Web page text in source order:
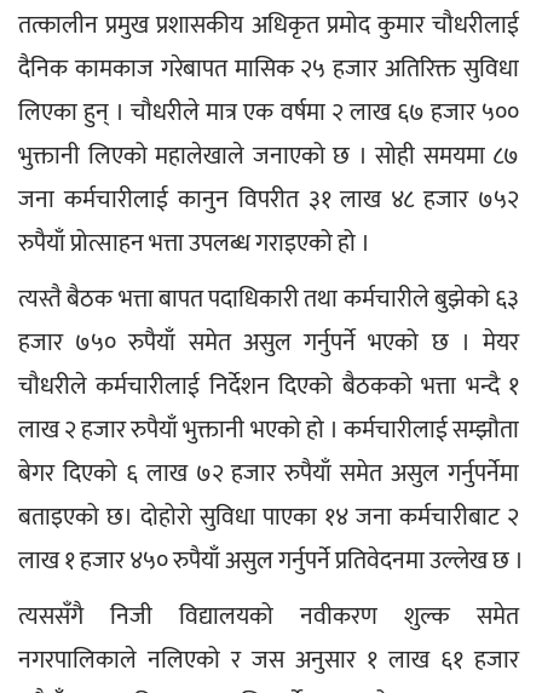
तत्कालीन प्रमुख प्रशासकीय अधिकृत प्रमोद कुमार चौधरीलाई
दैनिक कामकाज गरेबापत मासिक २५ हजार अतिरिक्त सुविधा
लिएका हुन् । चौधरीले मात्र एक वर्षमा २ लाख ६७ हजार ५००
भुक्तानी लिएको महालेखाले जनाएको छ । सोही समयमा ८७
जना कर्मचारीलाई कानुन विपरीत ३१ लाख ४८ हजार ७५२
रुपैयाँ प्रोत्साहन भत्ता उपलब्ध गराइएको हो ।
त्यस्तै बैठक भत्ता बापत पदाधिकारी तथा कर्मचारीले बुझेको ६३
हजार ७५० रुपैयाँ समेत असुल गर्नुपर्ने भएको छ । मेयर
चौधरीले कर्मचारीलाई निर्देशन दिएको बैठकको भत्ता भन्दै १
लाख २ हजार रुपैयाँ भुक्तानी भएको हो । कर्मचारीलाई सम्झौता
बेगर दिएको ६ लाख ७२ हजार रुपैयाँ समेत असुल गर्नुपर्नेमा
बताइएको छ। दोहोरो सुविधा पाएका १४ जना कर्मचारीबाट २
लाख १ हजार ४५० रुपैयाँ असुल गर्नुपर्ने प्रतिवेदनमा उल्लेख छ ।
त्यससँगै निजी विद्यालयको नवीकरण शुल्क समेत
नगरपालिकाले नलिएको र जस अनुसार १ लाख ६१ हजार